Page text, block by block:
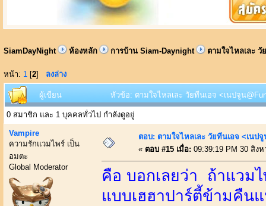
SiamDayNight ห้องหลัก การบ้าน Siam-Daynight ตามใจไหลเละ
หน้า: 1 [2] ลงล่าง
ผู้เขียน หัวข้อ: ตามใจไหลเละ วัยทีนเอจ <เนปจูน
0 สมาชิก และ 1 บุคคลทั่วไป กำลังดูอยู่
Vampire
ความรักแวมไพร์ เป็น
อมตะ
Global Moderator
ตอบ: ตามใจไหลเละ วัยทีนเอจ <เนป
« ตอบ #15 เมื่อ: 09:39:19 PM 30 สิง
คือ บอกเลยว่า ถ้าแวม
แบบเฮฮาปาร์ตี้ข้ามคืน